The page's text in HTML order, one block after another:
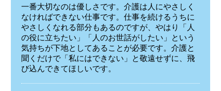
一番大切なのは優しさです。介護は人にやさしく
なければできない仕事です。仕事を続けるうちに
やさしくなれる部分もあるのですが、やはり「人
の役に立ちたい」「人のお世話がしたい」という
気持ちが下地としてあることが必要です。介護と
聞くだけで「私にはできない」と敬遠せずに、飛
び込んできてほしいです。